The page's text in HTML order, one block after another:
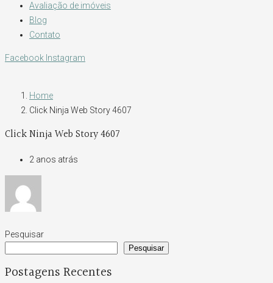
Avaliação de imóveis
Blog
Contato
Facebook Instagram
Home
Click Ninja Web Story 4607
Click Ninja Web Story 4607
2 anos atrás
Pesquisar
Pesquisar
Postagens Recentes